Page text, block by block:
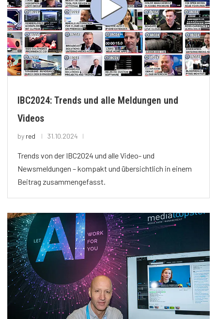
IBC2024: Trends und alle Meldungen und
Videos
by red 31.10.2024
Trends von der IBC2024 und alle Video- und
Newsmeldungen – kompakt und übersichtlich in einem
Beitrag zusammengefasst.